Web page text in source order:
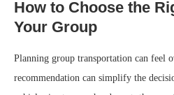
How to Choose the
Your Group
Planning group transportation can feel
recommendation can simplify the